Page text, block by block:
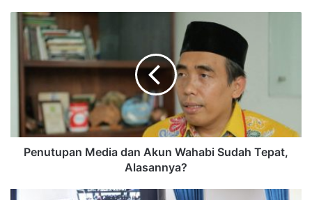
Penutupan Media dan Akun Wahabi Sudah Tepat,
Alasannya?